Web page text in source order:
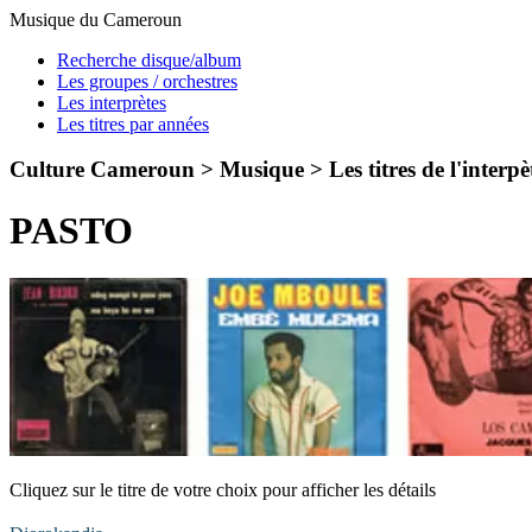
Musique du Cameroun
Recherche disque/album
Les groupes / orchestres
Les interprètes
Les titres par années
Culture Cameroun > Musique > Les titres de
PASTO
Cliquez sur le titre de votre choix pour afficher les détails